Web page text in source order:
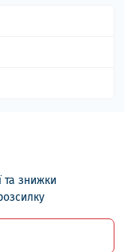
та знижки